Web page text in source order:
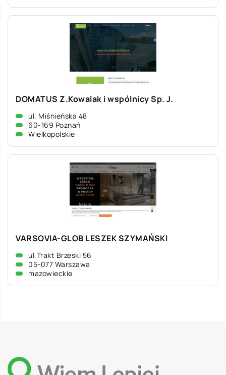
DOMATUS Z.Kowalak i wspólnicy Sp. J.
ul. Miśnieńska 48
60-169 Poznań
Wielkopolskie
VARSOVIA-GLOB LESZEK SZYMAŃSKI
ul.Trakt Brzeski 56
05-077 Warszawa
mazowieckie